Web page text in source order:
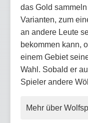
das Gold
Varianten, zum
an andere Leute
bekommen kann,
einem Gebiet
Wahl. Sobald er
Spieler andere
Mehr über